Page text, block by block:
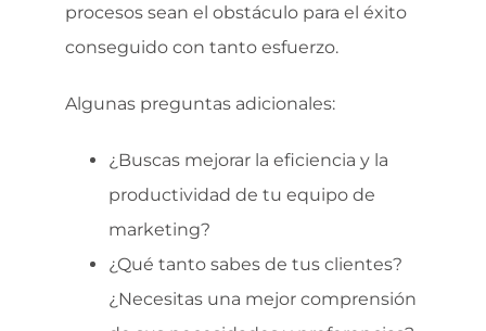
procesos sean el obstáculo para el éxito
conseguido con tanto esfuerzo.
Algunas preguntas adicionales:
¿Buscas mejorar la eficiencia y la
productividad de tu equipo de
marketing?
¿Qué tanto sabes de tus clientes?
¿Necesitas una mejor comprensión